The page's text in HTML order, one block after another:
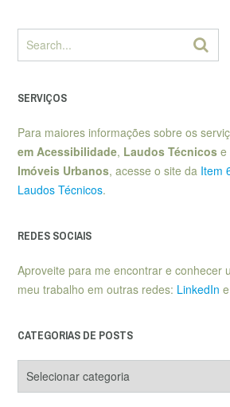
SERVIÇOS
Para maiores informações sobre os
em Acessibilidade, Laudos Técnicos e
Imóveis Urbanos, acesse o site da Item
Laudos Técnicos.
REDES SOCIAIS
Aproveite para me encontrar e conhecer
meu trabalho em outras redes: LinkedIn e
CATEGORIAS DE POSTS
de